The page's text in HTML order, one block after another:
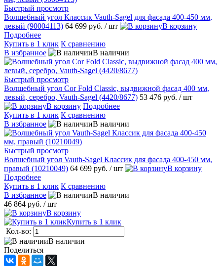
Быстрый просмотр
Волшебный угол Классик Vauth-Sagel для фасада 400-450 мм,
левый (90004113) 64 699 руб. / шт
В корзину
Подробнее
Купить в 1 клик К сравнению
В избранное
В наличии
Быстрый просмотр
Волшебный угол Cor Fold Classic, выдвижной фасад 400 мм,
левый, серебро, Vauth-Sagel (4420/8677) 53 476 руб. / шт
В корзину Подробнее
Купить в 1 клик К сравнению
В избранное
В наличии
Быстрый просмотр
Волшебный угол Vauth-Sagel Классик для фасада 400-450 мм,
правый (10210049) 64 699 руб. / шт
В корзину
Подробнее
Купить в 1 клик К сравнению
В избранное
В наличии
46 864 руб. / шт
В корзину
Купить в 1 клик
Кол-во:
В наличии
Поделиться